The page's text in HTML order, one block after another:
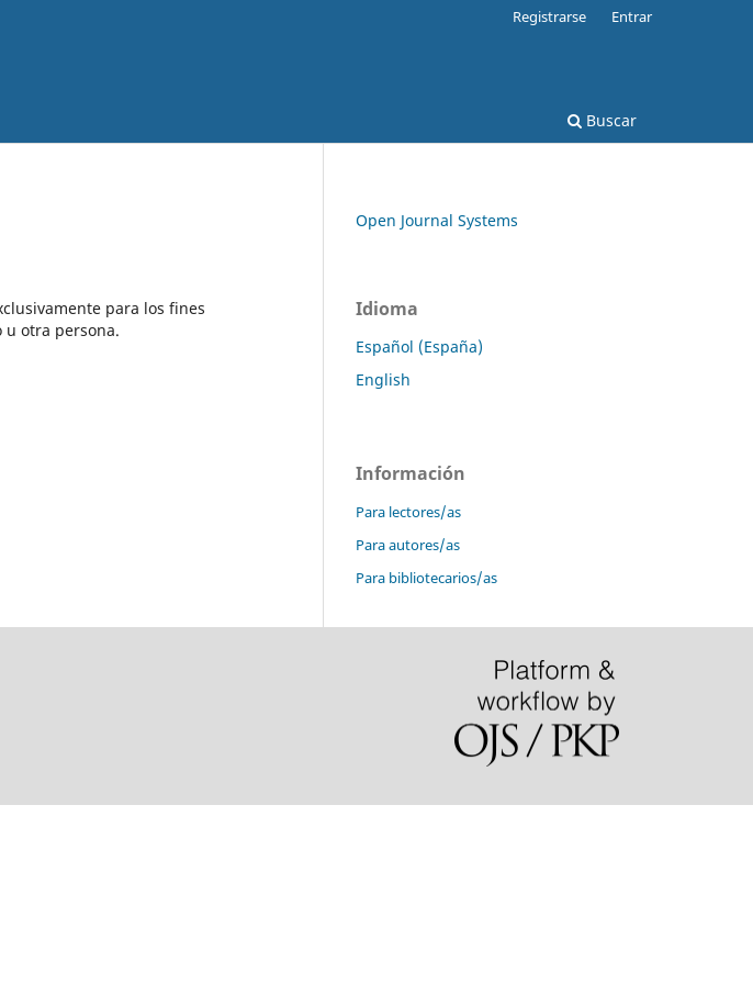
Buscar
Registrarse Entrar
para los fines
otra persona.
Open Journal Systems
Idioma
Español (España)
English
Información
Para lectores/as
Para autores/as
Para bibliotecarios/as